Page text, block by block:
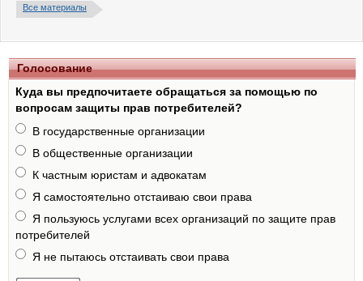
Все материалы
Голосование
Куда вы предпочитаете обращаться за помощью по
вопросам защиты прав потребителей?
В государственные организации
В общественные организации
К частным юристам и адвокатам
Я самостоятельно отстаиваю свои права
Я пользуюсь услугами всех организаций по защите прав
потребителей
Я не пытаюсь отстаивать свои права